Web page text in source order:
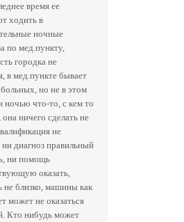
время ее
ходить в
ночные
по мед.пункту,
городка не
в мед.пункте бывает
но не в этом
ночью что-то, с кем то
она ничего сделать не
не
ни диагноз правильный
ни помощь
оказать,
не близко, машины как
может не оказаться
Кто нибудь может